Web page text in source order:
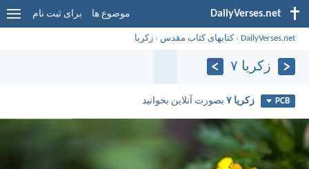
DailyVerses.net موضوع ها برای ثبت نام
DailyVerses.net
›کتابهای کتاب مقدس ›زكريا
زكريا ۷
PCB زكريا ۷ بصورت آنلاین بخوانید